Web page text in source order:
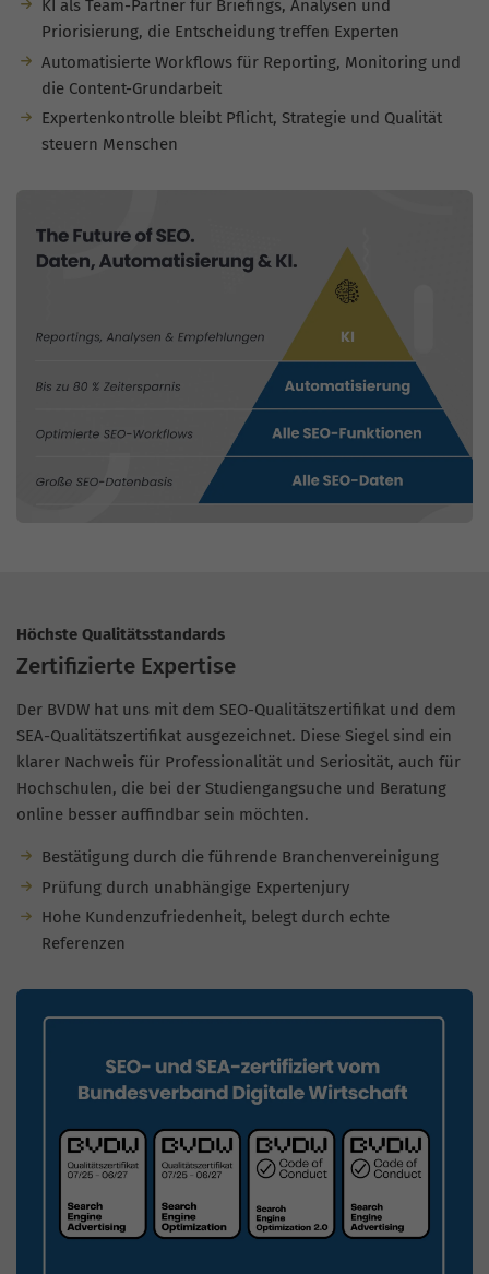
KI als Team-Partner für Briefings, Analysen und
Priorisierung, die Entscheidung treffen Experten
Automatisierte Workflows für Reporting, Monitoring und
die Content-Grundarbeit
Expertenkontrolle bleibt Pflicht, Strategie und Qualität
steuern Menschen
Höchste Qualitätsstandards
Zertifizierte Expertise
Der BVDW hat uns mit dem SEO-Qualitätszertifikat und dem
SEA-Qualitätszertifikat ausgezeichnet. Diese Siegel sind ein
klarer Nachweis für Professionalität und Seriosität, auch für
Hochschulen, die bei der Studiengangsuche und Beratung
online besser auffindbar sein möchten.
Bestätigung durch die führende Branchenvereinigung
Prüfung durch unabhängige Expertenjury
Hohe Kundenzufriedenheit, belegt durch echte
Referenzen